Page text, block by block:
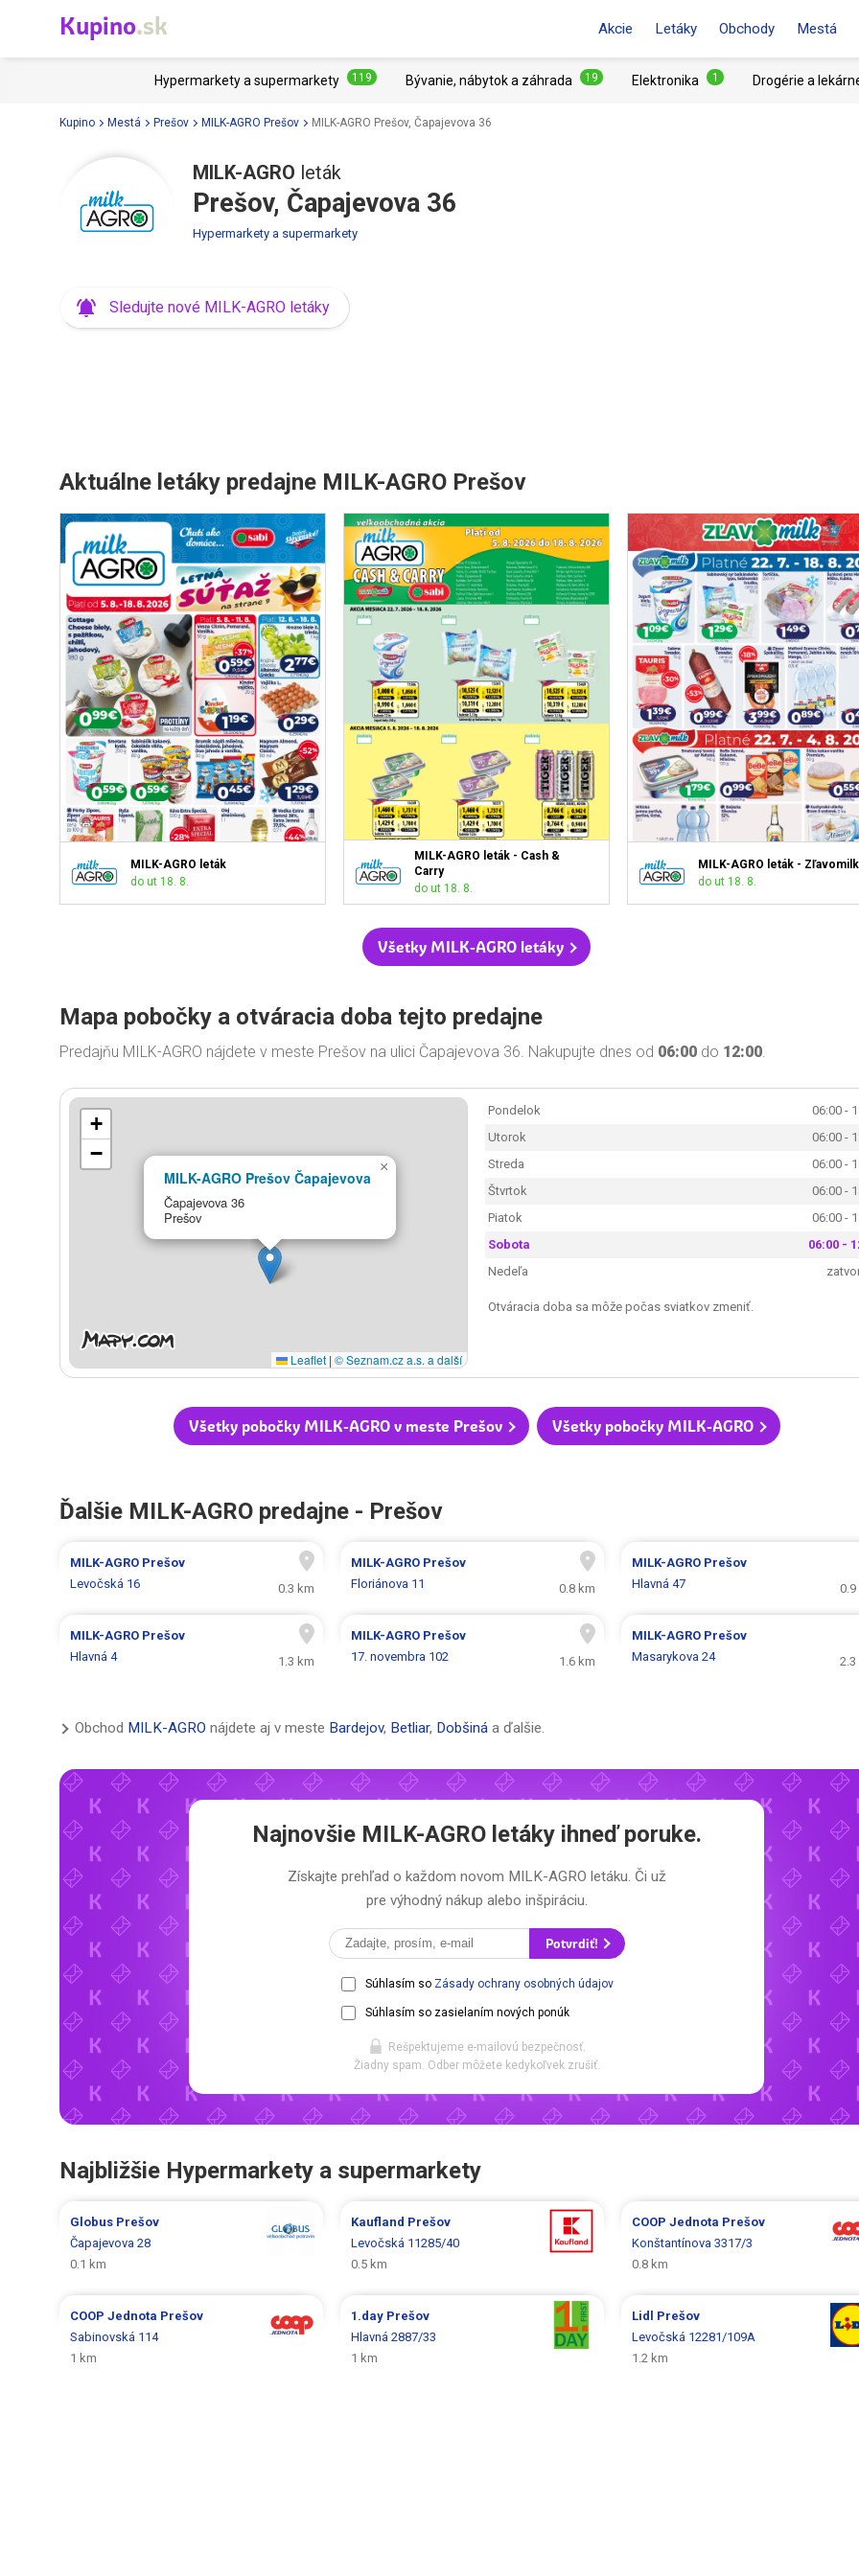
Kupino.sk Akcie Letáky Obchody Mestá
Hypermarkety a supermarkety 119 Bývanie, nábytok a záhrada 19 Elektronika 1 Drogérie a
Kupino Mestá Prešov MILK-AGRO Prešov MILK-AGRO Prešov, Čapajevova 36
MILK-AGRO leták
Prešov, Čapajevova 36
Hypermarkety a supermarkety
Sledujte nové MILK-AGRO letáky
Aktuálne letáky predajne MILK-AGRO Prešov
MILK-AGRO leták
do ut 18. 8.
MILK-AGRO leták - Cash &
Carry
do ut 18. 8.
MILK-AGRO leták - Zľavomilk
do ut 18. 8.
Všetky MILK-AGRO letáky
Mapa pobočky a otváracia doba tejto predajne
Predajňu MILK-AGRO nájdete v meste Prešov na ulici Čapajevova 36. Nakupujte dnes od 06:00 do 12:00.
MILK-AGRO Prešov Čapajevova
Čapajevova 36
Prešov
×
+
−
Leaflet | © Seznam.cz a.s. a další
Pondelok
06:00 -
Utorok
06:00 -
Streda
06:00 -
Štvrtok
06:00 -
Piatok
06:00 -
Sobota
06:00 -
Nedeľa
Otváracia doba sa môže počas sviatkov zmeniť.
Všetky pobočky MILK-AGRO v meste Prešov Všetky pobočky MILK-AGRO
Ďalšie MILK-AGRO predajne - Prešov
MILK-AGRO Prešov
Levočská 16
0.3 km
MILK-AGRO Prešov
Floriánova 11
0.8 km
MILK-AGRO Prešov
Hlavná 47
0.9
MILK-AGRO Prešov
Hlavná 4
1.3 km
MILK-AGRO Prešov
17. novembra 102
1.6 km
MILK-AGRO Prešov
Masarykova 24
2.3
Obchod MILK-AGRO nájdete aj v meste Bardejov, Betliar, Dobšiná a ďalšie.
Najnovšie MILK-AGRO letákyihneď poruke.
Získajte prehľad o každom novom MILK-AGRO letáku. Či už
pre výhodný nákup alebo inšpiráciu.
Potvrdiť!
Súhlasím so Zásady ochrany osobných údajov
Súhlasím so zasielaním nových ponúk
Rešpektujeme e-mailovú bezpečnosť.
Žiadny spam. Odber môžete kedykoľvek zrušiť.
Najbližšie Hypermarkety a supermarkety
Globus Prešov
Čapajevova 28
0.1 km
Kaufland Prešov
Levočská 11285/40
0.5 km
COOP Jednota Prešov
Konštantínova 3317/3
0.8 km
COOP Jednota Prešov
Sabinovská 114
1 km
1.day Prešov
Hlavná 2887/33
1 km
Lidl Prešov
Levočská 12281/109A
1.2 km